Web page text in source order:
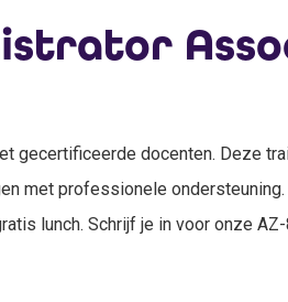
gecertificeerde docenten. Deze
met professionele
lunch. Schrijf je in voor onze